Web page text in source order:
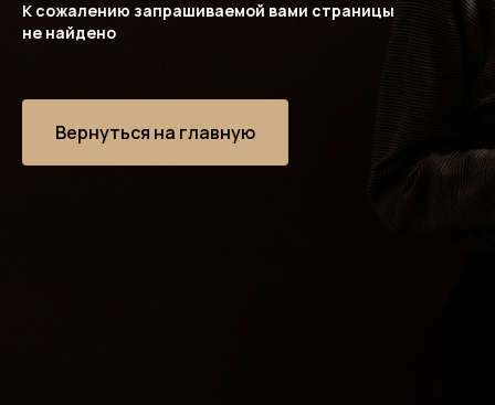
К сожалению запрашиваемой вами страницы
не найдено
Вернуться на главную